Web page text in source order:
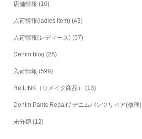
店舗情報 (10)
入荷情報(ladies item) (43)
入荷情報(レディース) (57)
Denim blog (25)
入荷情報 (599)
Re,LINK（リメイク商品） (13)
Denim Pants Repair / デニムパンツリペア(修理)
未分類 (12)